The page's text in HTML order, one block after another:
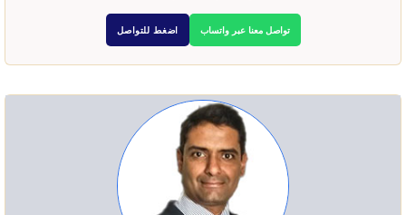
اضغط للتواصل تواصل معنا عبر واتساب